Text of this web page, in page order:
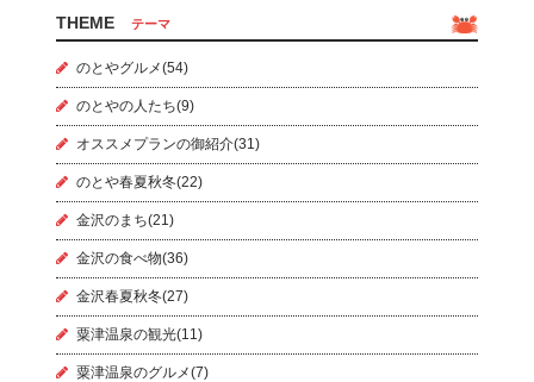
THEMEテーマ
のとやグルメ(54)
のとやの人たち(9)
オススメプランの御紹介(31)
のとや春夏秋冬(22)
金沢のまち(21)
金沢の食べ物(36)
金沢春夏秋冬(27)
粟津温泉の観光(11)
粟津温泉のグルメ(7)